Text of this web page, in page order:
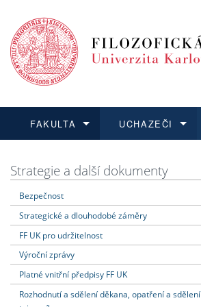
FAKULTA
Dozvědět se více
UCHAZEČI
Podat přihlášku
Dozvědět se více
Dozvědět se více
Dozvědět se více
Strategie a další dokumenty
Bezpečnost
Strategické a dlouhodobé záměry
FF UK pro udržitelnost
Výroční zprávy
Platné vnitřní předpisy FF UK
Rozhodnutí a sdělení děkana, opatření a sdělení